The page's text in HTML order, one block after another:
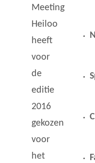
Meeting
Heiloo
heeft
voor
de
editie
2016
gekozen
voor
het